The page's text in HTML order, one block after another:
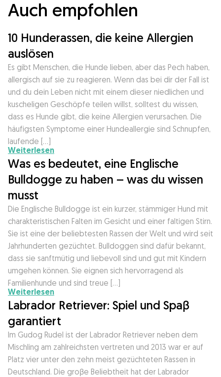
Auch empfohlen
10 Hunderassen, die keine Allergien
auslösen
Es gibt Menschen, die Hunde lieben, aber das Pech haben,
allergisch auf sie zu reagieren. Wenn das bei dir der Fall ist
und du dein Leben nicht mit einem dieser niedlichen und
kuscheligen Geschöpfe teilen willst, solltest du wissen,
dass es Hunde gibt, die keine Allergien verursachen. Die
häufigsten Symptome einer Hundeallergie sind Schnupfen,
laufende […]
Weiterlesen
Was es bedeutet, eine Englische
Bulldogge zu haben – was du wissen
musst
Die Englische Bulldogge ist ein kurzer, stämmiger Hund mit
charakteristischen Falten im Gesicht und einer faltigen Stirn.
Sie ist eine der beliebtesten Rassen der Welt und wird seit
Jahrhunderten gezüchtet. Bulldoggen sind dafür bekannt,
dass sie sanftmütig und liebevoll sind und gut mit Kindern
umgehen können. Sie eignen sich hervorragend als
Familienhunde und sind treue […]
Weiterlesen
Labrador Retriever: Spiel und Spaβ
garantiert
Im Gudog Rudel ist der Labrador Retriever neben dem
Mischling am zahlreichsten vertreten und 2013 war er auf
Platz vier unter den zehn meist gezüchteten Rassen in
Deutschland. Die groβe Beliebtheit hat der Labrador